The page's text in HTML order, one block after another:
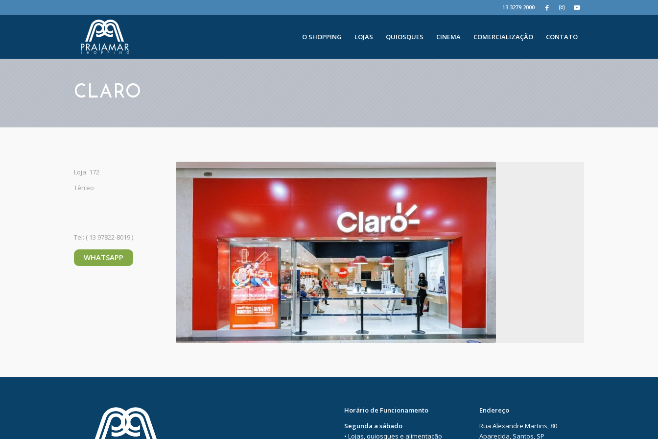
13 3279.2000
O SHOPPING LOJAS QUIOSQUES CINEMA COMERCIALIZAÇÃO CONTATO
CLARO
Loja: 172
Térreo
Tel: ( 13 97822-8019 )
WHATSAPP
Horário de Funcionamento
Segunda a sábado
• Lojas, quiosques e alimentação
Endereço
Rua Alexandre Martins, 80
Aparecida, Santos, SP